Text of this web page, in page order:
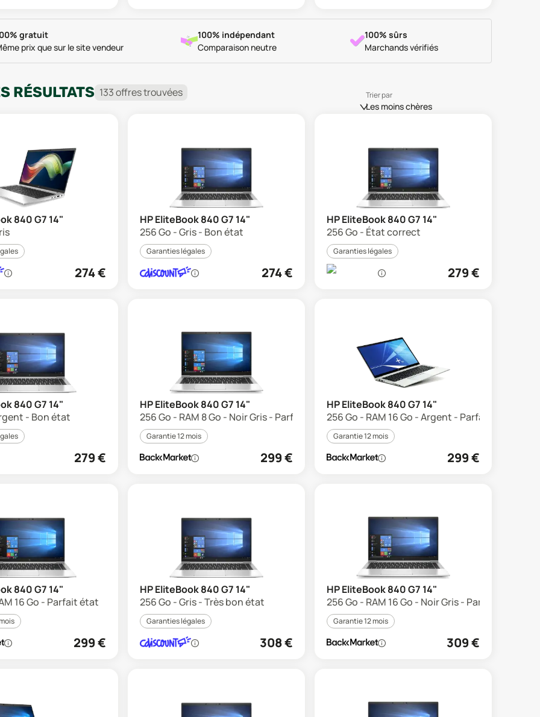
gratuit
prix que sur le site vendeur
100% indépendant
Comparaison neutre
100% sûrs
Marchands vérifiés
RÉSULTATS 133offrestrouvées Trier par
Les moins chères
840 G7 14"
274€
HP EliteBook 840 G7 14"
256 Go - Gris - Bon état
Garanties légales
274€
HP EliteBook 840 G7 14"
256 Go - État correct
Garanties légales
279€
840 G7 14"
- Bon état
279€
HP EliteBook 840 G7 14"
256 Go - RAM 8 Go - Noir Gris - Parfait état
Garantie 12 mois
299€
HP EliteBook 840 G7 14"
256 Go - RAM 16 Go - Argent - Parfait état
Garantie 12 mois
299€
840 G7 14"
16 Go - Parfait état
299€
HP EliteBook 840 G7 14"
256 Go - Gris - Très bon état
Garanties légales
308€
HP EliteBook 840 G7 14"
256 Go - RAM 16 Go - Noir Gris - Parfait état
Garantie 12 mois
309€